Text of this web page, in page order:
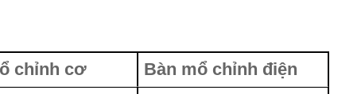
chỉnh cơ Bàn mổ chỉnh điện